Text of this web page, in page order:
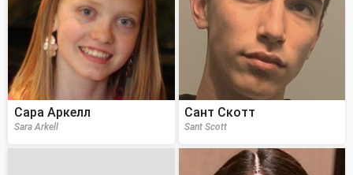
Сара Аркелл
Sara Arkell
Сант Скотт
Sant Scott